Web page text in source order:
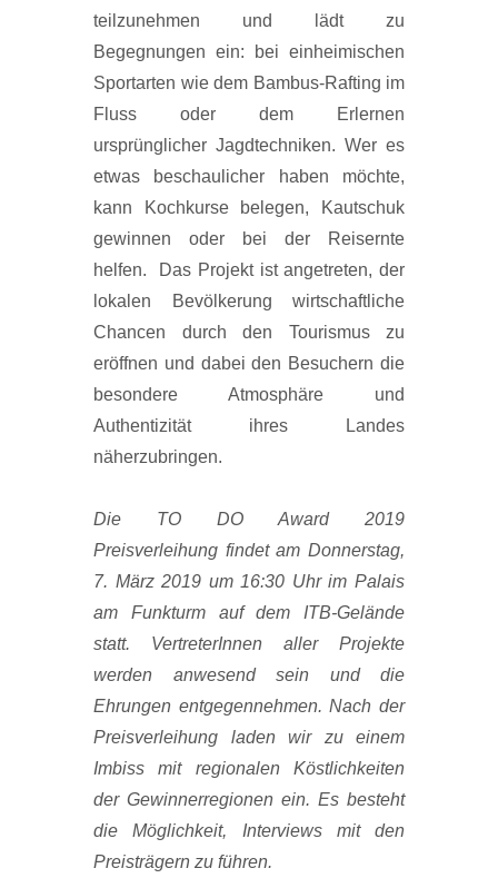
teilzunehmen und lädt zu
Begegnungen ein: bei einheimischen
Sportarten wie dem Bambus-Rafting im
Fluss oder dem Erlernen
ursprünglicher Jagdtechniken. Wer es
etwas beschaulicher haben möchte,
kann Kochkurse belegen, Kautschuk
gewinnen oder bei der Reisernte
helfen. Das Projekt ist angetreten, der
lokalen Bevölkerung wirtschaftliche
Chancen durch den Tourismus zu
eröffnen und dabei den Besuchern die
besondere Atmosphäre und
Authentizität ihres Landes
näherzubringen.
Die TO DO Award 2019
Preisverleihung findet am Donnerstag,
7. März 2019 um 16:30 Uhr im Palais
am Funkturm auf dem ITB-Gelände
statt. VertreterInnen aller Projekte
werden anwesend sein und die
Ehrungen entgegennehmen. Nach der
Preisverleihung laden wir zu einem
Imbiss mit regionalen Köstlichkeiten
der Gewinnerregionen ein. Es besteht
die Möglichkeit, Interviews mit den
Preisträgern zu führen.